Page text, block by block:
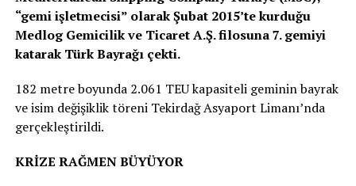
“gemi işletmecisi” olarak Şubat 2015’te kurduğu
Medlog Gemicilik ve Ticaret A.Ş. filosuna 7. gemiyi
katarak Türk Bayrağı çekti.
182 metre boyunda 2.061 TEU kapasiteli geminin bayrak
ve isim değişiklik töreni Tekirdağ Asyaport Limanı’nda
gerçekleştirildi.
KRİZE RAĞMEN BÜYÜYOR